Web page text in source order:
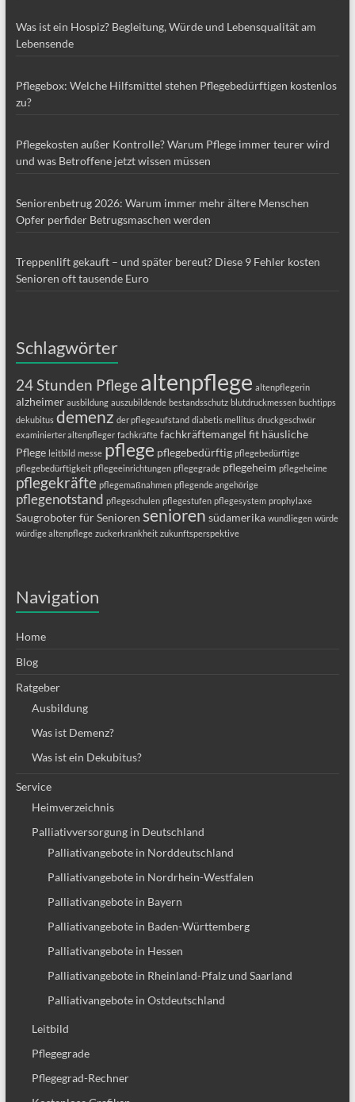
Was ist ein Hospiz? Begleitung, Würde und Lebensqualität am
Lebensende
Pflegebox: Welche Hilfsmittel stehen Pflegebedürftigen kostenlos
zu?
Pflegekosten außer Kontrolle? Warum Pflege immer teurer wird
und was Betroffene jetzt wissen müssen
Seniorenbetrug 2026: Warum immer mehr ältere Menschen
Opfer perfider Betrugsmaschen werden
Treppenlift gekauft – und später bereut? Diese 9 Fehler kosten
Senioren oft tausende Euro
Schlagwörter
24 Stunden Pflegealtenpflege altenpflegerin
alzheimer ausbildung auszubildende bestandsschutz blutdruckmessen buchtipps
dekubitus demenz der pflegeaufstand diabetis mellitus druckgeschwür
examinierter altenpfleger fachkräfte fachkräftemangel fit häusliche
Pflege leitbild messe pflege pflegebedürftig pflegebedürftige
pflegebedürftigkeit pflegeeinrichtungen pflegegrade pflegeheim pflegeheime
pflegekräfte pflegemaßnahmen pflegende angehörige
pflegenotstand pflegeschulen pflegestufen pflegesystem prophylaxe
Saugroboter für Senioren senioren südamerika wundliegen würde
würdige altenpflege zuckerkrankheit zukunftsperspektive
Navigation
Home
Blog
Ratgeber
Ausbildung
Was ist Demenz?
Was ist ein Dekubitus?
Service
Heimverzeichnis
Palliativversorgung in Deutschland
Palliativangebote in Norddeutschland
Palliativangebote in Nordrhein-Westfalen
Palliativangebote in Bayern
Palliativangebote in Baden-Württemberg
Palliativangebote in Hessen
Palliativangebote in Rheinland-Pfalz und Saarland
Palliativangebote in Ostdeutschland
Leitbild
Pflegegrade
Pflegegrad-Rechner